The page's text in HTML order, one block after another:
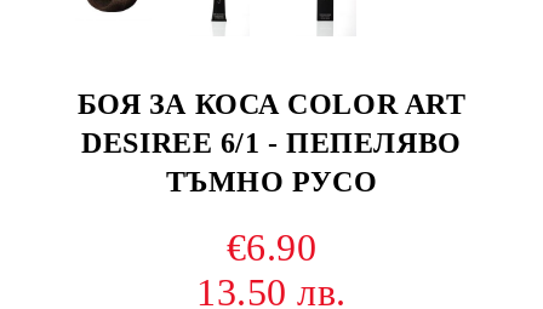
БОЯ ЗА КОСА COLOR ART
DESIREE 6/1 - ПЕПЕЛЯВО
ТЪМНО РУСО
€6.90
13.50 лв.